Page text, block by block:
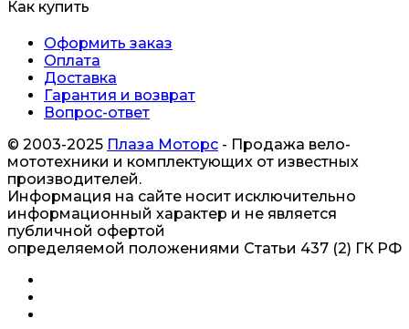
Как купить
Оформить заказ
Оплата
Доставка
Гарантия и возврат
Вопрос-ответ
© 2003-2025 Плаза Моторс - Продажа вело-
мототехники и комплектующих от известных
производителей.
Информация на сайте носит исключительно
информационный характер и не является
публичной офертой
определяемой положениями Статьи 437 (2) ГК РФ